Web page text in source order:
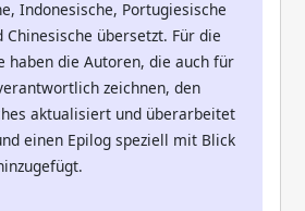
Indonesische, Portugiesische
übersetzt. Für die
haben die Autoren, die auch für
zeichnen, den
aktualisiert und überarbeitet
einen Epilog speziell mit Blick